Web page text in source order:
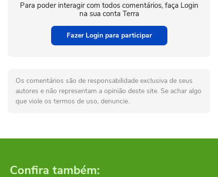
Para poder interagir com todos comentários, faça Login
na sua conta Terra
Fazer Login para participar
Os comentários são de responsabilidade exclusiva de seus
autores e não representam a opinião deste site. Se achar algo
que viole os termos de uso, denuncie.
Confira também: